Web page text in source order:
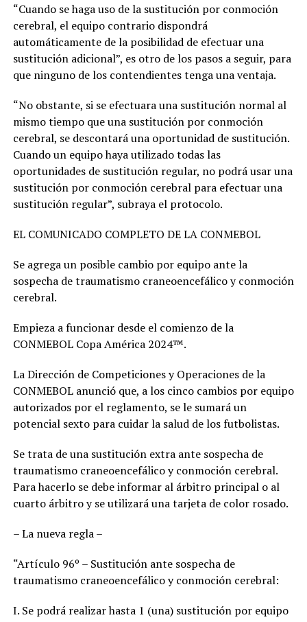
“Cuando se haga uso de la sustitución por conmoción
cerebral, el equipo contrario dispondrá
automáticamente de la posibilidad de efectuar una
sustitución adicional”, es otro de los pasos a seguir, para
que ninguno de los contendientes tenga una ventaja.
“No obstante, si se efectuara una sustitución normal al
mismo tiempo que una sustitución por conmoción
cerebral, se descontará una oportunidad de sustitución.
Cuando un equipo haya utilizado todas las
oportunidades de sustitución regular, no podrá usar una
sustitución por conmoción cerebral para efectuar una
sustitución regular”, subraya el protocolo.
EL COMUNICADO COMPLETO DE LA CONMEBOL
Se agrega un posible cambio por equipo ante la
sospecha de traumatismo craneoencefálico y conmoción
cerebral.
Empieza a funcionar desde el comienzo de la
CONMEBOL Copa América 2024™.
La Dirección de Competiciones y Operaciones de la
CONMEBOL anunció que, a los cinco cambios por equipo
autorizados por el reglamento, se le sumará un
potencial sexto para cuidar la salud de los futbolistas.
Se trata de una sustitución extra ante sospecha de
traumatismo craneoencefálico y conmoción cerebral.
Para hacerlo se debe informar al árbitro principal o al
cuarto árbitro y se utilizará una tarjeta de color rosado.
– La nueva regla –
“Artículo 96º – Sustitución ante sospecha de
traumatismo craneoencefálico y conmoción cerebral:
I. Se podrá realizar hasta 1 (una) sustitución por equipo